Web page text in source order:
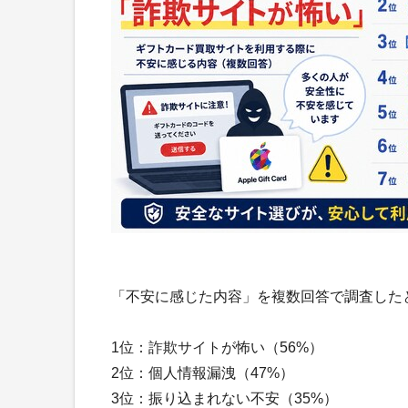
「不安に感じた内容」を複数回答で調査した
1位：詐欺サイトが怖い（56%）
2位：個人情報漏洩（47%）
3位：振り込まれない不安（35%）